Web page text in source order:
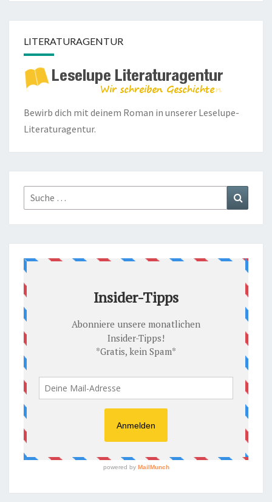
LITERATURAGENTUR
Bewirb dich mit deinem Roman in unserer Leselupe-
Literaturagentur.
Suche
nach: